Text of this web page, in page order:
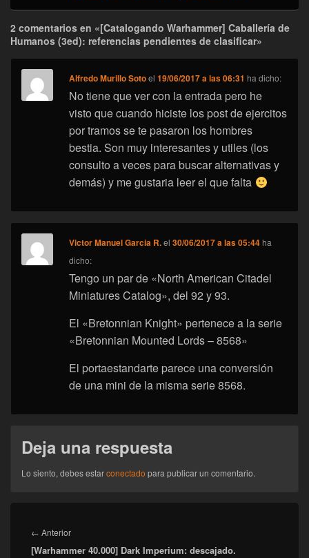
2 comentarios en «[Catalogando Warhammer] Caballería de
Humanos (3ed): referencias pendientes de clasificar»
Alfredo Murillo Sotoel19/06/2017 a las 06:31 ha dicho:
No tiene que ver con la entrada pero he
visto que cuando hiciste los post de ejercitos
por tramos se te pasaron los hombres
bestia. Son muy interesantes y utiles (los
consulto a veces para buscar alternativas y
demás) y me gustaria leer el que falta
Victor Manuel Garcia R.el30/06/2017 a las 05:44 ha
dicho:
Tengo un par de «North American Citadel
Miniatures Catalog», del 92 y 93.
El «Bretonnian Knight» pertenece a la serie
«Bretonnian Mounted Lords – 8568»
El portaestandarte parece una conversión
de una mini de la misma serie 8568.
Deja una respuesta
Lo siento, debes estarconectado para publicar un comentario.
de
entradas
← AnteriorEntrada
anterior:
[Warhammer 40.000] Dark Imperium: descajado.